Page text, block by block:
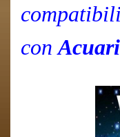
con